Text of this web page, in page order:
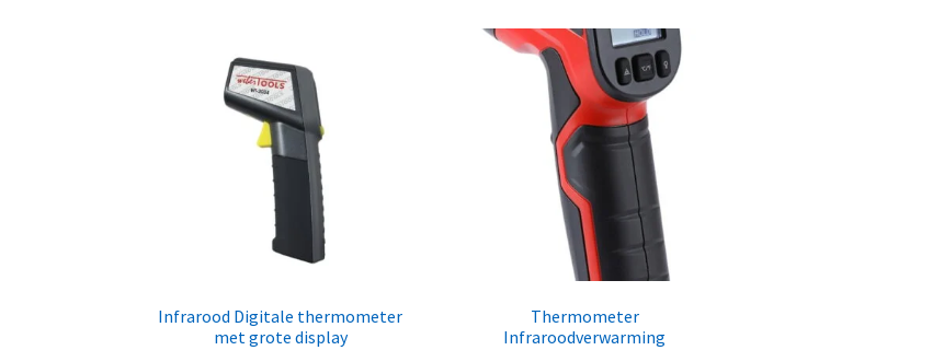
Infrarood Digitale thermometer
met grote display
Thermometer
Infraroodverwarming